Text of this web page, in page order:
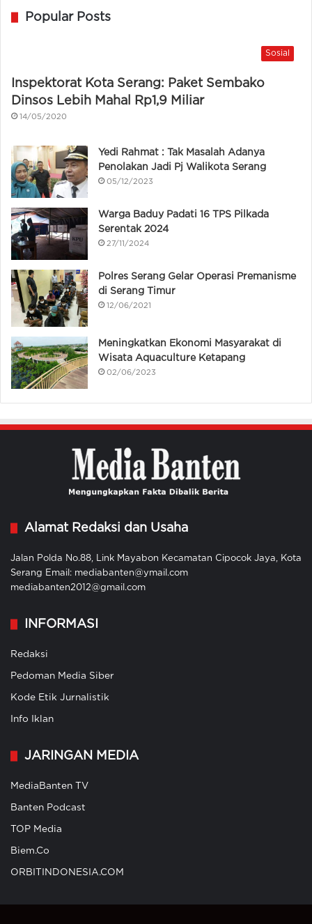
Popular Posts
Sosial
Inspektorat Kota Serang: Paket Sembako
Dinsos Lebih Mahal Rp1,9 Miliar
14/05/2020
Yedi Rahmat : Tak Masalah Adanya
Penolakan Jadi Pj Walikota Serang
05/12/2023
Warga Baduy Padati 16 TPS Pilkada
Serentak 2024
27/11/2024
Polres Serang Gelar Operasi Premanisme
di Serang Timur
12/06/2021
Meningkatkan Ekonomi Masyarakat di
Wisata Aquaculture Ketapang
02/06/2023
Alamat Redaksi dan Usaha
Jalan Polda No.88, Link Mayabon Kecamatan Cipocok Jaya, Kota
Serang Email: mediabanten@ymail.com
mediabanten2012@gmail.com
INFORMASI
Redaksi
Pedoman Media Siber
Kode Etik Jurnalistik
Info Iklan
JARINGAN MEDIA
MediaBanten TV
Banten Podcast
TOP Media
Biem.Co
ORBITINDONESIA.COM